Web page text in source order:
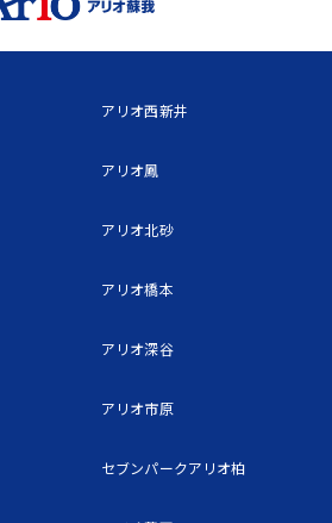
アリオ西新井
アリオ鳳
アリオ北砂
アリオ橋本
アリオ深谷
アリオ市原
セブンパークアリオ柏